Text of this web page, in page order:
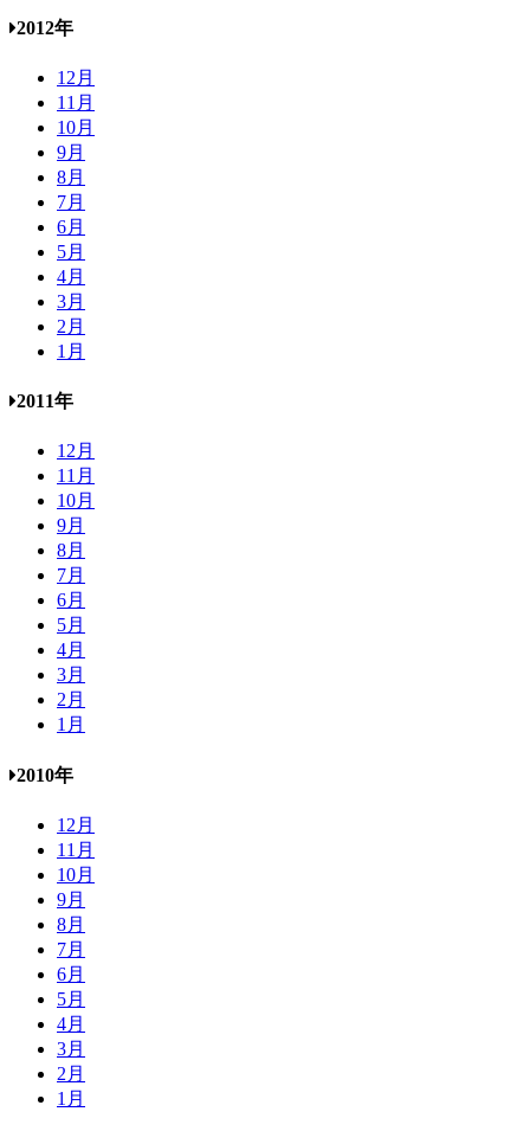
2012年
12月
11月
10月
9月
8月
7月
6月
5月
4月
3月
2月
1月
2011年
12月
11月
10月
9月
8月
7月
6月
5月
4月
3月
2月
1月
2010年
12月
11月
10月
9月
8月
7月
6月
5月
4月
3月
2月
1月